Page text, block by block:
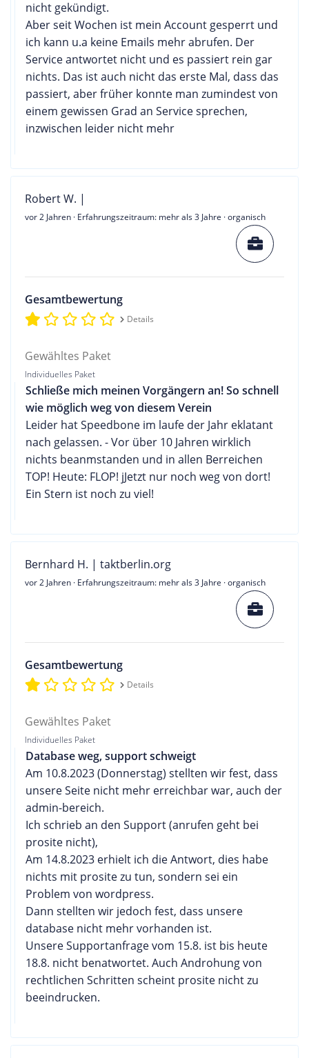
nicht gekündigt.
Aber seit Wochen ist mein Account gesperrt und
ich kann u.a keine Emails mehr abrufen. Der
Service antwortet nicht und es passiert rein gar
nichts. Das ist auch nicht das erste Mal, dass das
passiert, aber früher konnte man zumindest von
einem gewissen Grad an Service sprechen,
inzwischen leider nicht mehr
Robert W. |
vor 2 Jahren · Erfahrungszeitraum: mehr als 3 Jahre · organisch
Gesamtbewertung
Details
Gewähltes Paket
Individuelles Paket
Schließe mich meinen Vorgängern an! So schnell
wie möglich weg von diesem Verein
Leider hat Speedbone im laufe der Jahr eklatant
nach gelassen. - Vor über 10 Jahren wirklich
nichts beanmstanden und in allen Berreichen
TOP! Heute: FLOP! jJetzt nur noch weg von dort!
Ein Stern ist noch zu viel!
Bernhard H. | taktberlin.org
vor 2 Jahren · Erfahrungszeitraum: mehr als 3 Jahre · organisch
Gesamtbewertung
Details
Gewähltes Paket
Individuelles Paket
Database weg, support schweigt
Am 10.8.2023 (Donnerstag) stellten wir fest, dass
unsere Seite nicht mehr erreichbar war, auch der
admin-bereich.
Ich schrieb an den Support (anrufen geht bei
prosite nicht),
Am 14.8.2023 erhielt ich die Antwort, dies habe
nichts mit prosite zu tun, sondern sei ein
Problem von wordpress.
Dann stellten wir jedoch fest, dass unsere
database nicht mehr vorhanden ist.
Unsere Supportanfrage vom 15.8. ist bis heute
18.8. nicht benatwortet. Auch Androhung von
rechtlichen Schritten scheint prosite nicht zu
beeindrucken.